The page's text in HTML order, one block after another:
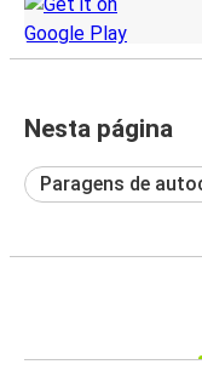
Nesta página
Paragens de